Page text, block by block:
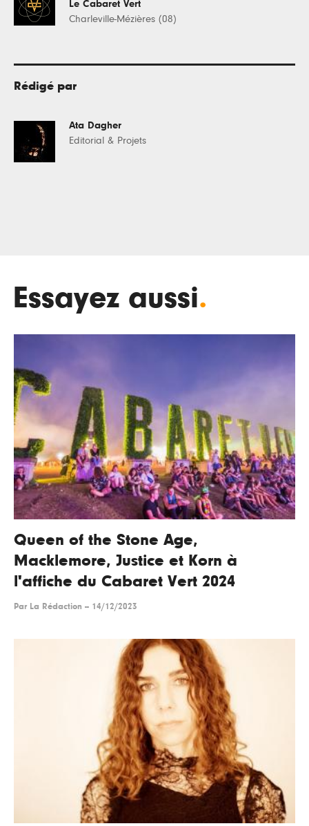
Le Cabaret Vert
Charleville-Mézières (08)
Rédigé par
Ata Dagher
Editorial & Projets
Essayez aussi.
Queen of the Stone Age,
Macklemore, Justice et Korn à
l'affiche du Cabaret Vert 2024
Par La Rédaction -- 14/12/2023